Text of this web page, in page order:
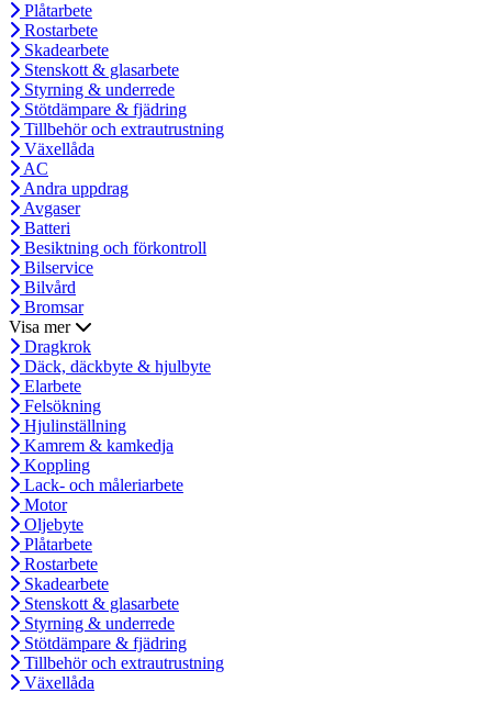
Plåtarbete
Rostarbete
Skadearbete
Stenskott & glasarbete
Styrning & underrede
Stötdämpare & fjädring
Tillbehör och extrautrustning
Växellåda
AC
Andra uppdrag
Avgaser
Batteri
Besiktning och förkontroll
Bilservice
Bilvård
Bromsar
Visa mer
Dragkrok
Däck, däckbyte & hjulbyte
Elarbete
Felsökning
Hjulinställning
Kamrem & kamkedja
Koppling
Lack- och måleriarbete
Motor
Oljebyte
Plåtarbete
Rostarbete
Skadearbete
Stenskott & glasarbete
Styrning & underrede
Stötdämpare & fjädring
Tillbehör och extrautrustning
Växellåda